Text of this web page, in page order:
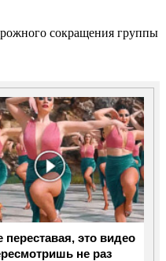
сокращения группы
переставая, это видео
не раз